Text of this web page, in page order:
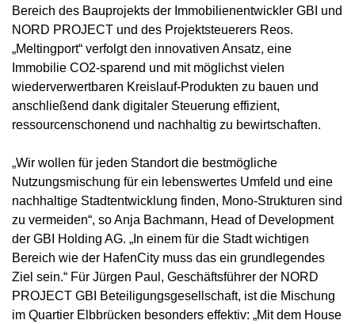
Bereich des Bauprojekts der Immobilienentwickler GBI und
NORD PROJECT und des Projektsteuerers Reos.
„Meltingport“ verfolgt den innovativen Ansatz, eine
Immobilie CO2-sparend und mit möglichst vielen
wiederverwertbaren Kreislauf-Produkten zu bauen und
anschließend dank digitaler Steuerung effizient,
ressourcenschonend und nachhaltig zu bewirtschaften.
„Wir wollen für jeden Standort die bestmögliche
Nutzungsmischung für ein lebenswertes Umfeld und eine
nachhaltige Stadtentwicklung finden, Mono-Strukturen sind
zu vermeiden“, so Anja Bachmann, Head of Development
der GBI Holding AG. „In einem für die Stadt wichtigen
Bereich wie der HafenCity muss das ein grundlegendes
Ziel sein.“ Für Jürgen Paul, Geschäftsführer der NORD
PROJECT GBI Beteiligungsgesellschaft, ist die Mischung
im Quartier Elbbrücken besonders effektiv: „Mit dem House